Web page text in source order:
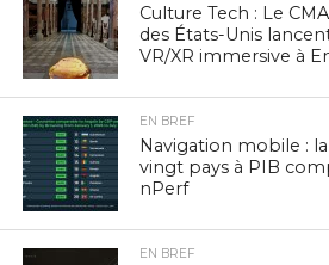
Culture Tech : Le
des États-Unis
VR/XR immersive à
EN BREF
Navigation mobile :
vingt pays à PIB
nPerf
EN BREF